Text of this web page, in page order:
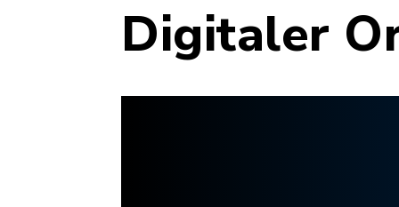
Digitaler